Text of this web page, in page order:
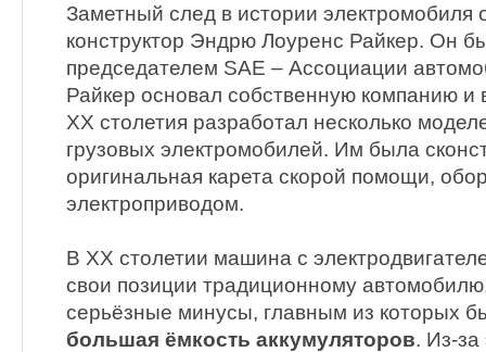
Заметный след в истории электромобиля
конструктор Эндрю Лоуренс Райкер. Он
председателем SAE – Ассоциации
Райкер основал собственную компанию и
XX столетия разработал несколько
грузовых электромобилей. Им была
оригинальная карета скорой помощи,
электроприводом.
В XX столетии машина с
свои позиции традиционному
серьёзные минусы, главным из которых
большая ёмкость аккумуляторов. Из-за